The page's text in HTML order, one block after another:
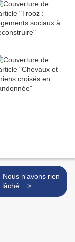
Nous n'avons rien
lâché... >